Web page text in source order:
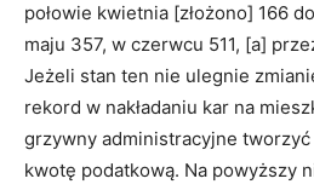
połowie kwietnia [złożono] 166
maju 357, w czerwcu 511, [a]
Jeżeli stan ten nie ulegnie
rekord w nakładaniu kar na
grzywny administracyjne
kwotę podatkową. Na powyższy